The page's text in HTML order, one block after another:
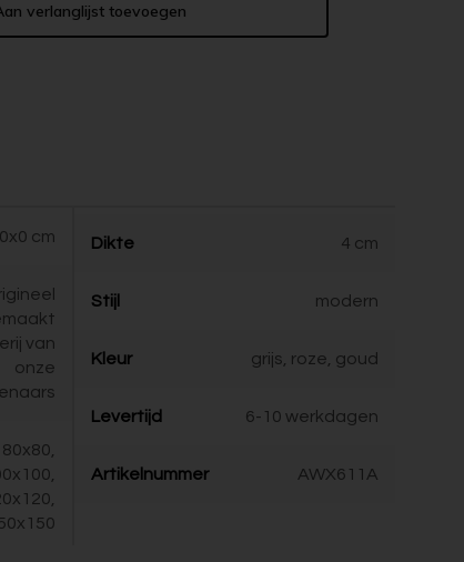
verlanglijst toevoegen
cm
van
onze
Dikte 4 cm
Stijl modern
Kleur grijs, roze, goud
Levertijd 6-10 werkdagen
Artikelnummer AWX611A